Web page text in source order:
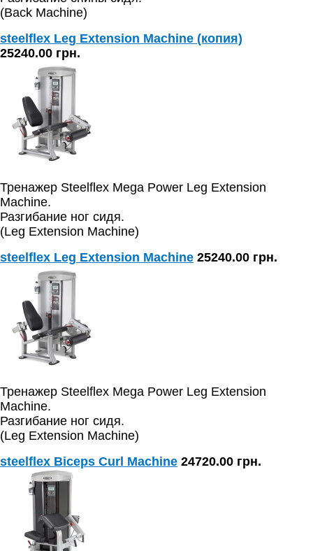
(Back Machine)
steelflex Leg Extension Machine (копия)
25240.00 грн.
Тренажер Steelflex Mega Power Leg Extension
Machine.
Разгибание ног сидя.
(Leg Extension Machine)
steelflex Leg Extension Machine 25240.00 грн.
Тренажер Steelflex Mega Power Leg Extension
Machine.
Разгибание ног сидя.
(Leg Extension Machine)
steelflex Biceps Curl Machine 24720.00 грн.